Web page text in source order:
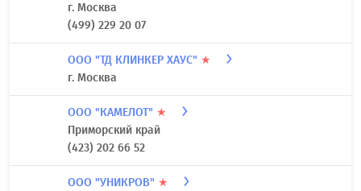
г. Москва
(499) 229 20 07
ООО "ТД КЛИНКЕР ХАУС" ★
г. Москва
ООО "КАМЕЛОТ" ★
Приморский край
(423) 202 66 52
ООО "УНИКРОВ" ★